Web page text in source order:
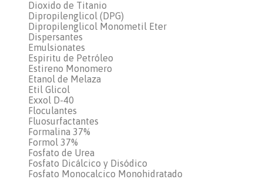
Dioxido de Titanio
Dipropilenglicol (DPG)
Dipropilenglicol Monometil Eter
Dispersantes
Emulsionates
Espiritu de Petróleo
Estireno Monomero
Etanol de Melaza
Etil Glicol
Exxol D-40
Floculantes
Fluosurfactantes
Formalina 37%
Formol 37%
Fosfato de Urea
Fosfato Dicálcico y Disódico
Fosfato Monocalcico Monohidratado